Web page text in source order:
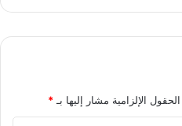
الحقول الإلزامية مشار إليها بـ*